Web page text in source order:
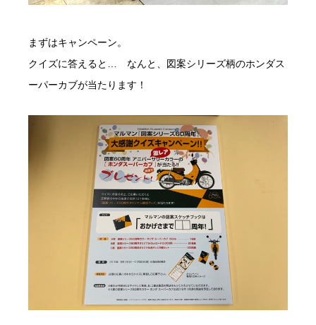
まずはキャンペーン。
クイズに答えると… なんと、図案シリーズ柄のホンダス
ーパーカブが当たります！